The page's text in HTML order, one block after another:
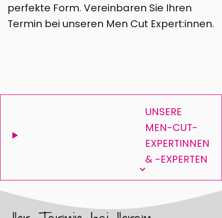
perfekte Form. Vereinbaren Sie Ihren
Termin bei unseren Men Cut Expert:innen.
UNSERE
MEN-CUT-
EXPERTINNEN
& -EXPERTEN